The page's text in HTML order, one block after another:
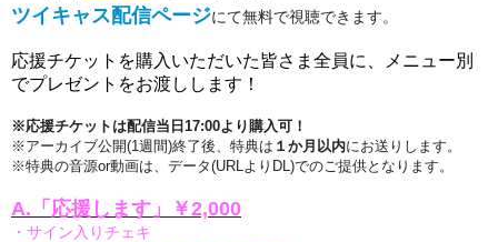
ツイキャス配信ページにて無料で視聴できます。
応援チケットを購入いただいた皆さま全員に、メニュー別
でプレゼントをお渡しします！
※応援チケットは配信当日17:00より購入可！
※アーカイブ公開(1週間)終了後、特典は １か月以内にお送りします。
※特典の音源or動画は、データ(URLよりDL)でのご提供となります。
A.「応援します」￥2,000
・サイン入りチェキ